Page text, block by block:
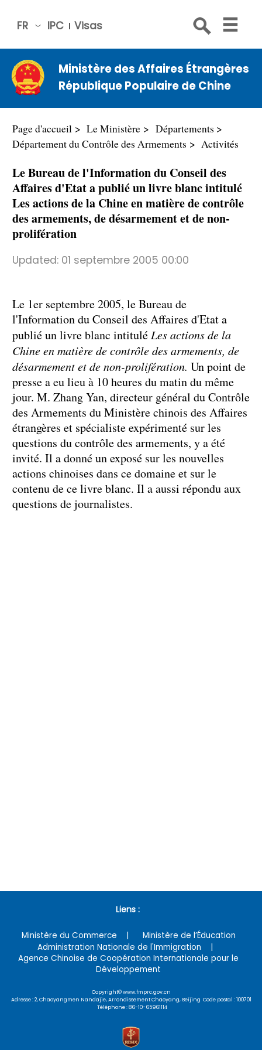
IPC Visas
FR
中文
Engli
sh
Русс
Espa
عربي
Ministère des Affaires Étrangères
République Populaire de Chine
Page d'accueil Le Ministère
Départements
Département du Contrôle des Armements
Activités
Le Bureau de l'Information du Conseil des
Affaires d'Etat a publié un livre blanc intitulé
Les actions de la Chine en matière de contrôle
des armements, de désarmement et de non-
prolifération
Updated: 01 septembre 2005 00:00
Le 1er septembre 2005, le Bureau de
l'Information du Conseil des Affaires d'Etat a
publié un livre blanc intitulé Les actions de la
Chine en matière de contrôle des armements, de
désarmement et de non-prolifération. Un point de
presse a eu lieu à 10 heures du matin du même
jour. M. Zhang Yan, directeur général du Contrôle
des Armements du Ministère chinois des Affaires
étrangères et spécialiste expérimenté sur les
questions du contrôle des armements, y a été
invité. Il a donné un exposé sur les nouvelles
actions chinoises dans ce domaine et sur le
contenu de ce livre blanc. Il a aussi répondu aux
questions de journalistes.
Liens :
Ministère du Commerce
Ministère de l’Éducation
Administration Nationale de l'Immigration
Agence Chinoise de Coopération Internationale pour le
Développement
Copyright© www.fmprc.gov.cn
Adresse : 2, Chaoyangmen Nandajie, Arrondissement Chaoyang, Beijing Code postal : 100701
Téléphone : 86-10-65961114